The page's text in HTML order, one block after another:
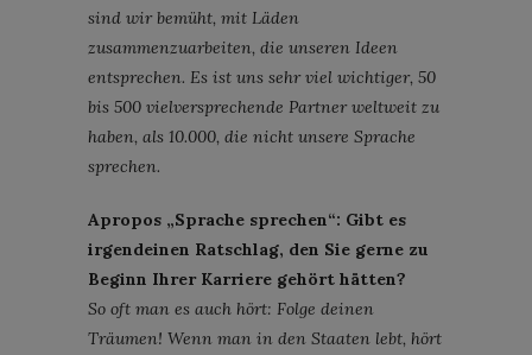
sind wir bemüht, mit Läden
zusammenzuarbeiten, die unseren Ideen
entsprechen. Es ist uns sehr viel wichtiger, 50
bis 500 vielversprechende Partner weltweit zu
haben, als 10.000, die nicht unsere Sprache
sprechen.
Apropos „Sprache sprechen“: Gibt es
irgendeinen Ratschlag, den Sie gerne zu
Beginn Ihrer Karriere gehört hätten?
So oft man es auch hört: Folge deinen
Träumen! Wenn man in den Staaten lebt, hört